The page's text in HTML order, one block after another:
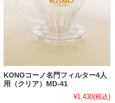
KONOコーノ名門フィルター4人
用（クリア）MD-41
¥1,430(税込)